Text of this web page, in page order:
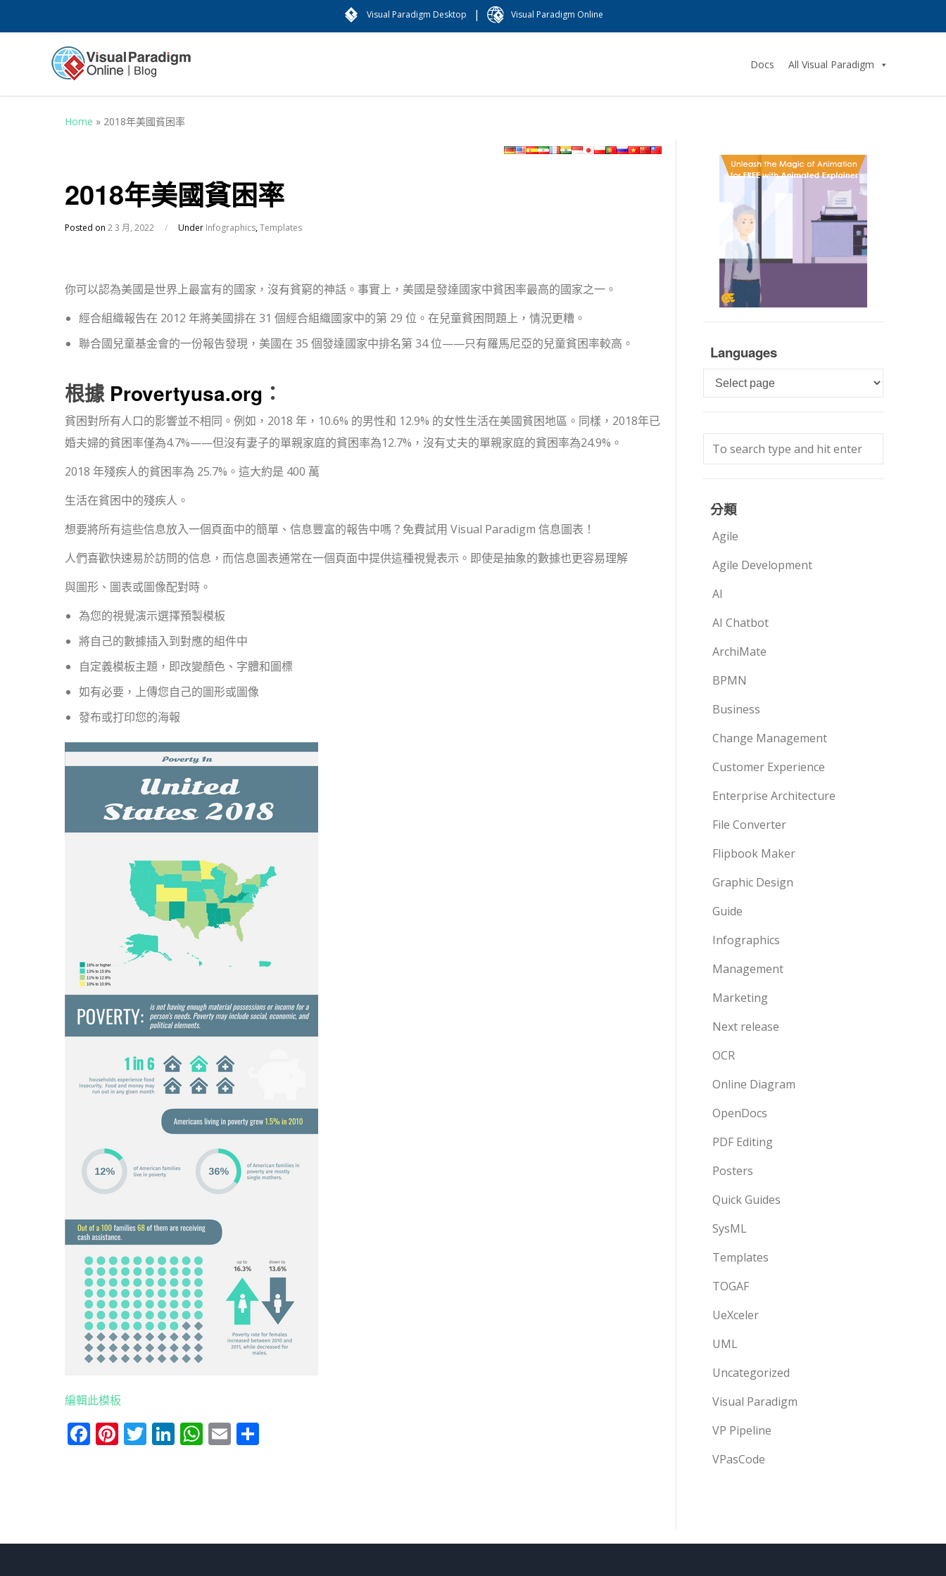
Visual Paradigm Desktop | Visual Paradigm Online
Docs All Visual Paradigm
Home » 2018年美國貧困率
2018年美國貧困率
Posted on 2 3 月, 2022 / Under Infographics,Templates
你可以認為美國是世界上最富有的國家，沒有貧窮的神話。事實上，美國是發達國家中貧困率最高的國家之一。
經合組織報告在 2012 年將美國排在 31 個經合組織國家中的第 29 位。在兒童貧困問題上，情況更糟。
聯合國兒童基金會的一份報告發現，美國在 35 個發達國家中排名第 34 位——只有羅馬尼亞的兒童貧困率較高。
根據 Provertyusa.org ：
貧困對所有人口的影響並不相同。例如，2018 年，10.6% 的男性和 12.9% 的女性生活在美國貧困地區。同樣，2018年已
婚夫婦的貧困率僅為4.7%——但沒有妻子的單親家庭的貧困率為12.7%，沒有丈夫的單親家庭的貧困率為24.9%。
2018 年殘疾人的貧困率為 25.7%。這大約是 400 萬
生活在貧困中的殘疾人。
想要將所有這些信息放入一個頁面中的簡單、信息豐富的報告中嗎？免費試用 Visual Paradigm 信息圖表！
人們喜歡快速易於訪問的信息，而信息圖表通常在一個頁面中提供這種視覺表示。即使是抽象的數據也更容易理解
與圖形、圖表或圖像配對時。
為您的視覺演示選擇預製模板
將自己的數據插入到對應的組件中
自定義模板主題，即改變顏色、字體和圖標
如有必要，上傳您自己的圖形或圖像
發布或打印您的海報
編輯此模板
Facebook
Pinterest
Twitter
LinkedIn
WhatsApp
Email
Languages
Languages
分類
Agile
Agile Development
AI
AI Chatbot
ArchiMate
BPMN
Business
Change Management
Customer Experience
Enterprise Architecture
File Converter
Flipbook Maker
Graphic Design
Guide
Infographics
Management
Marketing
Next release
OCR
Online Diagram
OpenDocs
PDF Editing
Posters
Quick Guides
SysML
Templates
TOGAF
UeXceler
UML
Uncategorized
Visual Paradigm
VP Pipeline
VPasCode